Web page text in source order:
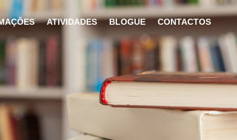
ATIVIDADES BLOGUE CONTACTOS